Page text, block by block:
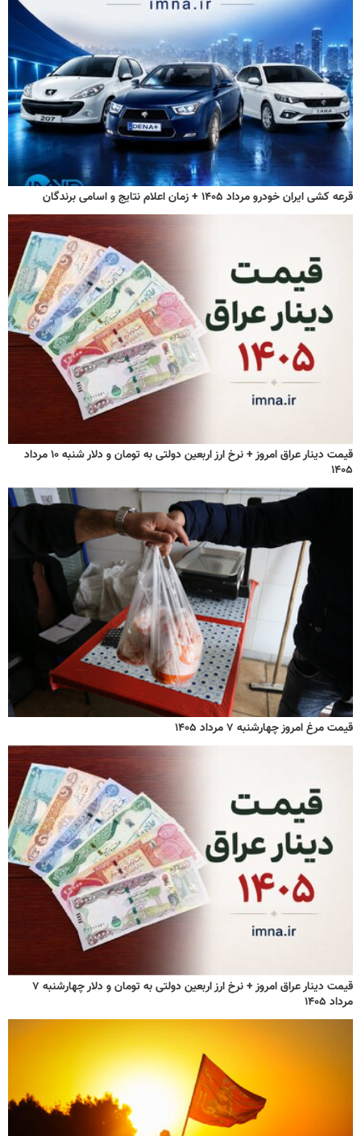
قرعه کشی ایران خودرو مرداد ۱۴۰۵ + زمان اعلام نتایج و اسامی برندگان
قیمت دینار عراق امروز + نرخ ارز اربعین دولتی به تومان و دلار شنبه ۱۰ مرداد
۱۴۰۵
قیمت مرغ امروز چهارشنبه ۷ مرداد ۱۴۰۵
قیمت دینار عراق امروز + نرخ ارز اربعین دولتی به تومان و دلار چهارشنبه ۷
مرداد ۱۴۰۵